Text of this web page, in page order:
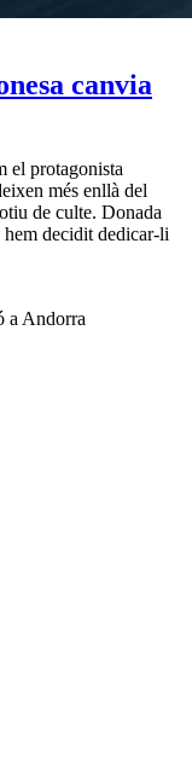
canvia
el protagonista
més enllà del
de culte. Donada
hem decidit dedicar-li
a Andorra